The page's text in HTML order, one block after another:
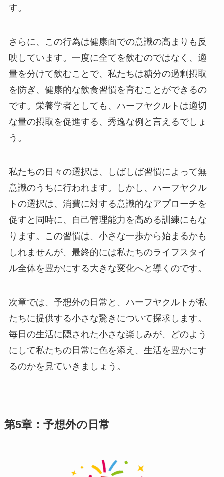
す。
さらに、この行為は健康面での意識の高まりも反
映しています。一度に全てを飲むのではなく、適
量を分けて飲むことで、私たちは糖分の過剰摂取
を防ぎ、健康的な飲食習慣を育むことができるの
です。栄養学者としても、ハーフヤクルトは適切
な量の摂取を促進する、秀逸な例と言えるでしょ
う。
私たちの日々の選択は、しばしば習慣によって無
意識のうちに行われます。しかし、ハーフヤクル
トの選択は、消費に対する意識的なアプローチを
促すと同時に、自己管理能力を高める訓練にもな
ります。この習慣は、小さな一歩から始まるかも
しれませんが、最終的には私たちのライフスタイ
ル全体を豊かにする大きな変化へと導くのです。
次章では、予想外の日常と、ハーフヤクルトが私
たちに提供する小さな驚きについて探求します。
毎日の生活に隠された小さな楽しみが、どのよう
にして私たちの日常に色を添え、生活を豊かにす
るのかを見ていきましょう。
第5章：予想外の日常